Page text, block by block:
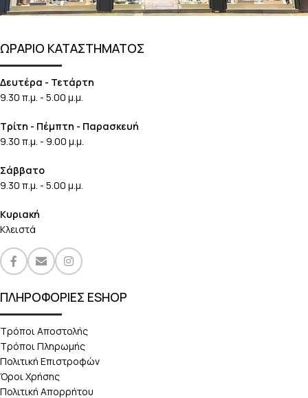
ΩΡΑΡΙΟ ΚΑΤΑΣΤΗΜΑΤΟΣ
Δευτέρα - Τετάρτη
9.30 π.μ. - 5.00 μ.μ.
Τρίτη - Πέμπτη - Παρασκευή
9.30 π.μ. - 9.00 μ.μ.
Σάββατο
9.30 π.μ. - 5.00 μ.μ.
Κυριακή
Κλειστά
ΠΛΗΡΟΦΟΡΙΕΣ ESHOP
Τρόποι Αποστολής
Τρόποι Πληρωμής
Πολιτική Επιστροφών
Όροι Χρήσης
Πολιτική Απορρήτου